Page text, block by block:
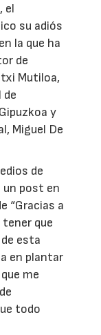
el
su adiós
la que ha
de
Mutiloa,
de
y
Miguel De
de
un post en
“Gracias a
tener que
esta
en plantar
me
todo